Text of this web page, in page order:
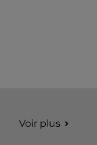
Voir plus